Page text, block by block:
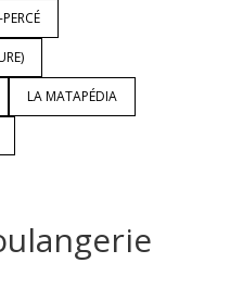
LA MATAPÉDIA